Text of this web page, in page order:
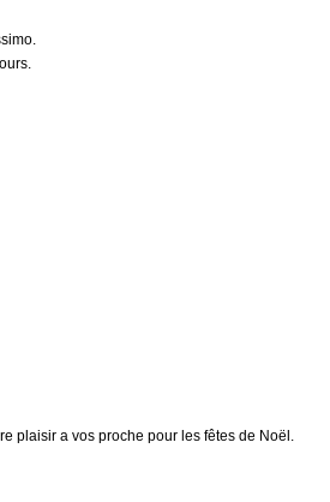
plaisir a vos proche pour les fêtes de Noël.